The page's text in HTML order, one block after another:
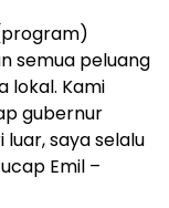
semua peluang
lokal. Kami
gubernur
saya selalu
Emil –